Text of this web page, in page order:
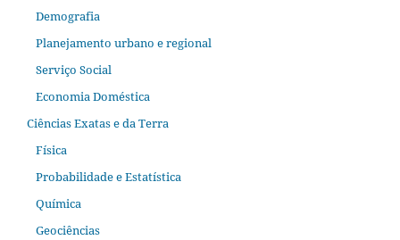
Demografia
Planejamento urbano e regional
Serviço Social
Economia Doméstica
Ciências Exatas e da Terra
Física
Probabilidade e Estatística
Química
Geociências